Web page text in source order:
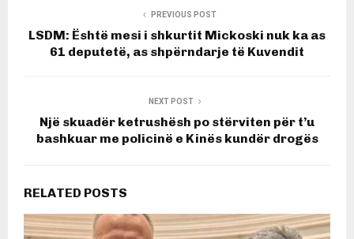
PREVIOUS POST
LSDM: Është mesi i shkurtit Mickoski nuk ka as
61 deputetë, as shpërndarje të Kuvendit
NEXT POST
Një skuadër ketrushësh po stërviten për t’u
bashkuar me policinë e Kinës kundër drogës
RELATED POSTS